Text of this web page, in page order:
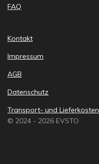
FAQ
Kontakt
Impressum
AGB
Datenschutz
Transport- und Lieferkosten
© 2024 - 2026 EVSTO